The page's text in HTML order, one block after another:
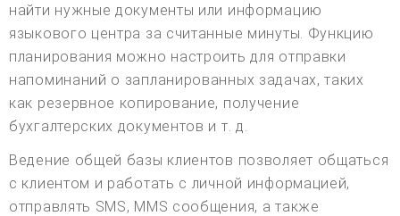
найти нужные документы или информацию
языкового центра за считанные минуты. Функцию
планирования можно настроить для отправки
напоминаний о запланированных задачах, таких
как резервное копирование, получение
бухгалтерских документов и т. д.
Ведение общей базы клиентов позволяет общаться
с клиентом и работать с личной информацией,
отправлять SMS, MMS сообщения, а также